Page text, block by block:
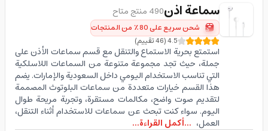
سماعة اذن490 منتج متاح
شحن سريع على 80٪ من المنتجات
4.5
(
46تقييم)
استمتع بحرية الاستماع والتنقل مع قسم سماعات الأذن على
جملة، حيث تجد مجموعة متنوعة من السماعات اللاسلكية
التي تناسب الاستخدام اليومي داخل السعودية والإمارات. يضم
هذا القسم خيارات متعددة من سماعات البلوتوث المصممة
لتقديم صوت واضح، مكالمات مستقرة، وتجربة مريحة طوال
اليوم. سواء كنت تبحث عن سماعات للاستخدام أثناء التنقل،
العمل، ...أكمل القراءة...